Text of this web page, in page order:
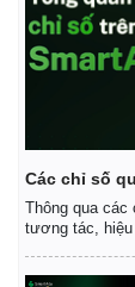
Thế giới
Các chỉ số
Thông qua các
tương tác, hiệu